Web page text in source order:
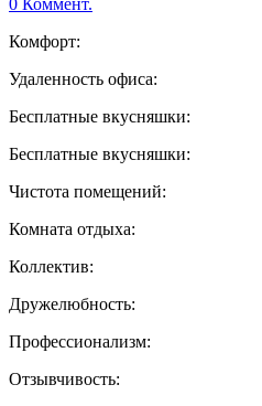
0 Коммент.
Комфорт:
Удаленность офиса:
Бесплатные вкусняшки:
Бесплатные вкусняшки:
Чистота помещений:
Комната отдыха:
Коллектив:
Дружелюбность:
Профессионализм:
Отзывчивость: